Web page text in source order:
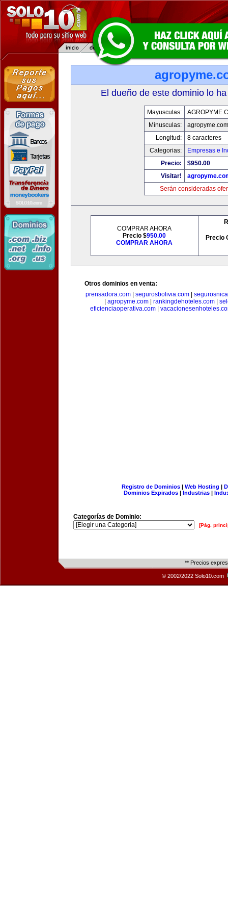
El dueño de este dominio lo
Mayusculas:
Minusculas:
agropyme.com
Longitud:
8 caracteres
Categorias:
Empresas e
Precio:
$950.00
Visitar!
Serán consideradas
COMPRAR AHORA
Precio $950.00
COMPRAR AHORA
Precio
Otros dominios en venta:
prensadora.com| segurosbolivia.com|
agropyme.com| rankingdehoteles.com|
eficienciaoperativa.com
Registro de Dominios| Web Hosting |
Dominios Expirados | Industrias |
Categorías de Dominio:
[Pág.
** Precios
© 2002/2022 Solo10.com